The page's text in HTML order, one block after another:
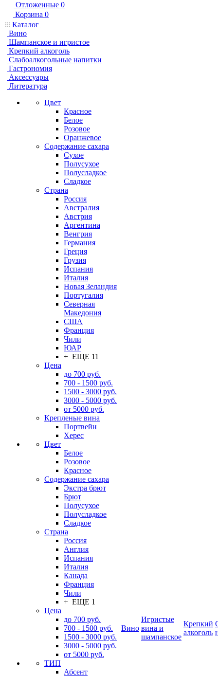
Отложенные 0
Корзина 0
Каталог
Вино
Шампанское и игристое
Крепкий алкоголь
Слабоалкогольные напитки
Гастрономия
Аксессуары
Литература
Цвет
Красное
Белое
Розовое
Оранжевое
Содержание сахара
Сухое
Полусухое
Полусладкое
Сладкое
Страна
Россия
Австралия
Австрия
Аргентина
Венгрия
Германия
Греция
Грузия
Испания
Италия
Новая Зеландия
Португалия
Северная
Македония
США
Франция
Чили
ЮАР
+ ЕЩЕ 11
Цена
до 700 руб.
700 - 1500 руб.
1500 - 3000 руб.
3000 - 5000 руб.
от 5000 руб.
Крепленые вина
Портвейн
Херес
Цвет
Белое
Розовое
Красное
Содержание сахара
Экстра брют
Брют
Полусухое
Полусладкое
Сладкое
Страна
Россия
Англия
Испания
Италия
Канада
Франция
Чили
+ ЕЩЕ 1
Цена
до 700 руб.
700 - 1500 руб.
1500 - 3000 руб.
3000 - 5000 руб.
от 5000 руб.
ТИП
Абсент
Вино
Игристые
вина и
шампанское
Крепкий
алкоголь